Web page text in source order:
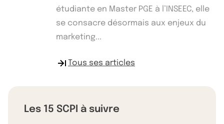
étudiante en Master PGE à l’INSEEC, elle
se consacre désormais aux enjeux du
marketing...
Tous ses articles
Les 15 SCPI à suivre